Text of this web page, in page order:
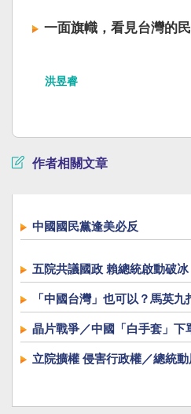
一面旗幟，看見台灣的
洪昱睿
作者相關文章
中國國民黨逢美必反
五院共議國政 賴總統啟動破冰
「中國台灣」也可以？馬英九
晶片戰爭／中國「白手套」下
立院擴權 侵害行政權／總統